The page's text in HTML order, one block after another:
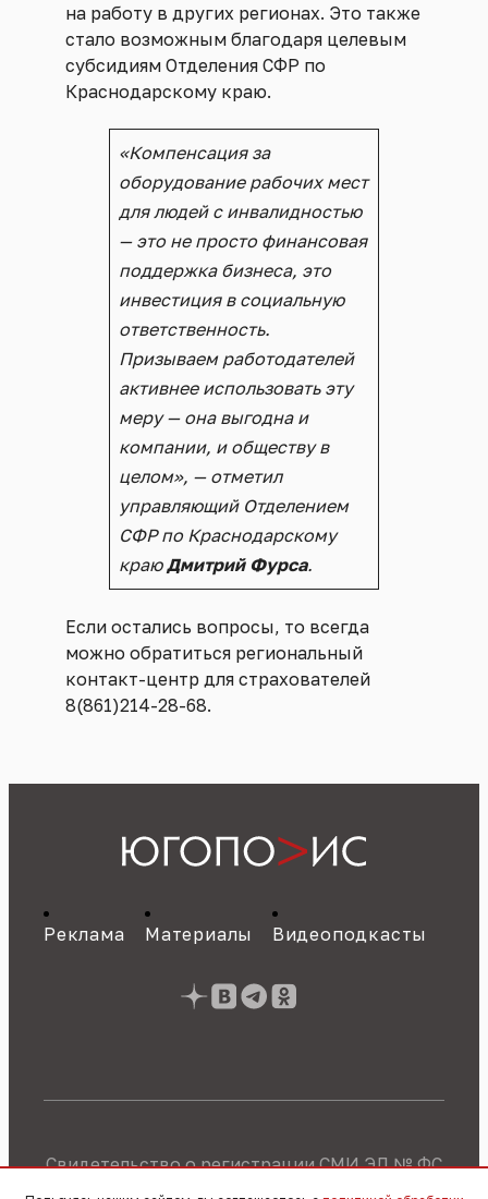
на работу в других регионах. Это также
стало возможным благодаря целевым
субсидиям Отделения СФР по
Краснодарскому краю.
«Компенсация за
оборудование рабочих мест
для людей с инвалидностью
— это не просто финансовая
поддержка бизнеса, это
инвестиция в социальную
ответственность.
Призываем работодателей
активнее использовать эту
меру — она выгодна и
компании, и обществу в
целом», — отметил
управляющий Отделением
СФР по Краснодарскому
краюДмитрий Фурса.
Если остались вопросы, то всегда
можно обратиться региональный
контакт-центр для страхователей
8(861)214-28-68.
Реклама Материалы Видеоподкасты
Свидетельство о регистрации СМИ ЭЛ № ФС